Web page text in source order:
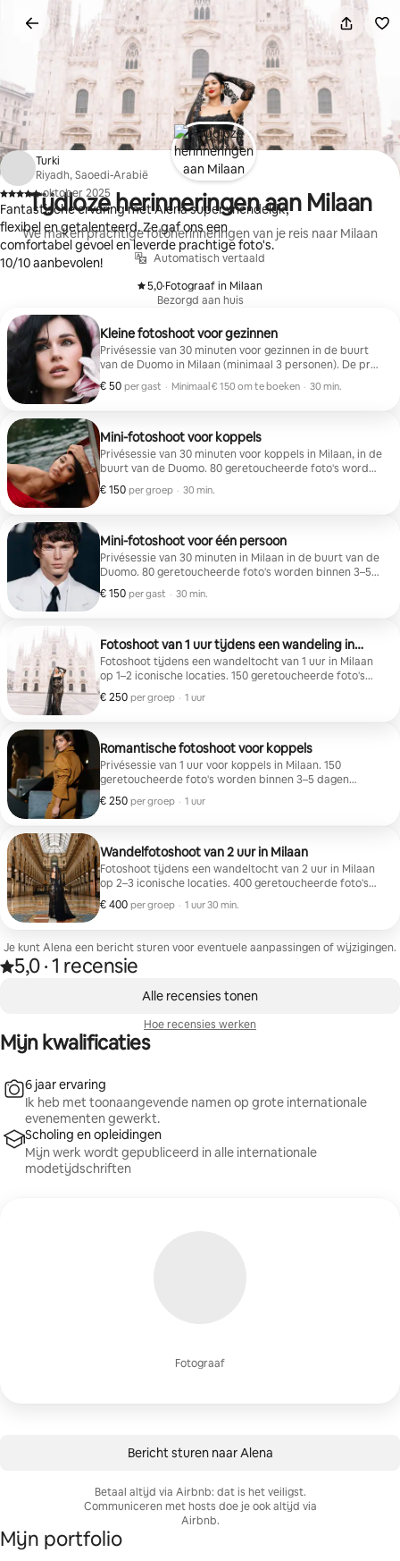
direct
Tijdloze herinneringen aan Milaan
We maken prachtige fotoherinneringen van je reis naar Milaan
Automatisch vertaald
5,0
, ·Fotograaf in Milaan
Bezorgd aan huis
Kleine fotoshoot voor gezinnen
Privésessie van 30 minuten voor gezinnen in de buurt
van de Duomo in Milaan (minimaal 3 personen). De prijs
geldt per persoon – boek voor elk gezinslid. 80
geretoucheerde foto's worden binnen 3–5 dagen
€ 50 per gast
€ 50 per gast · Minimaal € 150 om te boeken
, · 30 min.
Mini-fotoshoot voor koppels
Privésessie van 30 minuten voor koppels in Milaan, in de
buurt van de Duomo. 80 geretoucheerde foto's worden
binnen 3–5 dagen geleverd.
€ 150 per groep
€ 150 per groep
, · 30 min.
Mini-fotoshoot voor één persoon
Privésessie van 30 minuten in Milaan in de buurt van de
Duomo. 80 geretoucheerde foto's worden binnen 3–5
dagen geleverd.
€ 150 per gast
€ 150 per gast
, · 30 min.
Fotoshoot van 1 uur tijdens een wandeling in
Milaan
Fotoshoot tijdens een wandeltocht van 1 uur in Milaan
op 1–2 iconische locaties. 150 geretoucheerde foto's
worden binnen 3–5 dagen geleverd
€ 250 per groep
€ 250 per groep
, · 1 uur
Romantische fotoshoot voor koppels
Privésessie van 1 uur voor koppels in Milaan. 150
geretoucheerde foto's worden binnen 3–5 dagen
geleverd.
€ 250 per groep
€ 250 per groep
, · 1 uur
Wandelfotoshoot van 2 uur in Milaan
Fotoshoot tijdens een wandeltocht van 2 uur in Milaan
op 2–3 iconische locaties. 400 geretoucheerde foto's
worden binnen 3–5 dagen geleverd
€ 400 per groep
€ 400 per groep
, · 1 uur 30 min.
Je kunt Alena een bericht sturen voor eventuele aanpassingen of wijzigingen.
Beoordeeld met 5,0 van vijf sterren, van 1 recensie
5,0
, ·1 recensie
0 van 0 items weergegeven
Turki
Riyadh, Saoedi-Arabië
,
·oktober 2025
Fantastische ervaring met Alena super vriendelijk,
flexibel en getalenteerd. Ze gaf ons een
comfortabel gevoel en leverde prachtige foto's.
10/10 aanbevolen!
Alle recensies tonen
Hoe recensies werken
Mijn kwalificaties
Fotograaf
6 jaar ervaring
Ik heb met toonaangevende namen op grote internationale
evenementen gewerkt.
Scholing en opleidingen
Mijn werk wordt gepubliceerd in alle internationale
modetijdschriften
Bericht sturen naar Alena
Betaal altijd via Airbnb: dat is het veiligst.
Communiceren met hosts doe je ook altijd via
Airbnb.
Mijn portfolio